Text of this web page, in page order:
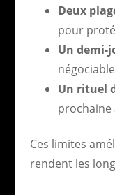
Deux
pour
Un demi-
Un rituel
prochaine
Ces limites
rendent les